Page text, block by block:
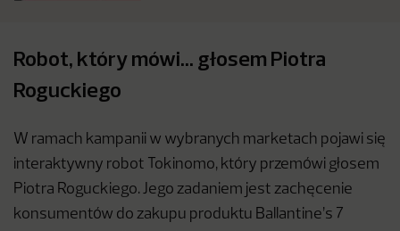
Robot, który mówi… głosem Piotra
Roguckiego
W ramach kampanii w wybranych marketach pojawi się
interaktywny robot Tokinomo, który przemówi głosem
Piotra Roguckiego. Jego zadaniem jest zachęcenie
konsumentów do zakupu produktu Ballantine’s 7